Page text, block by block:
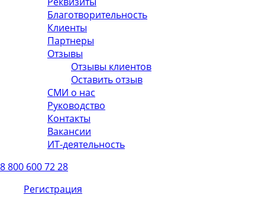
Благотворительность
Клиенты
Партнеры
Отзывы
Отзывы клиентов
Оставить отзыв
СМИ о нас
Руководство
Контакты
Вакансии
ИТ-деятельность
8 800 600 72 28
Регистрация